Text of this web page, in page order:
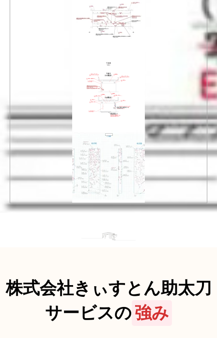
株式会社きぃすとん助太刀
サービスの強み